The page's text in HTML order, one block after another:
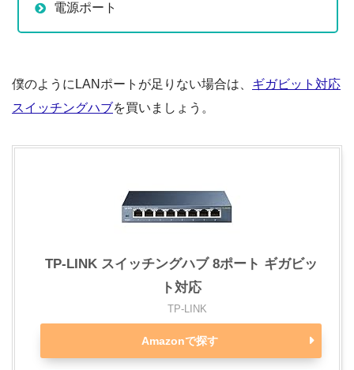
電源ポート
僕のようにLANポートが足りない場合は、 ギガビット対応
スイッチングハブを買いましょう。
TP-LINK スイッチングハブ 8ポート ギガビッ
ト対応
TP-LINK
Amazonで探す